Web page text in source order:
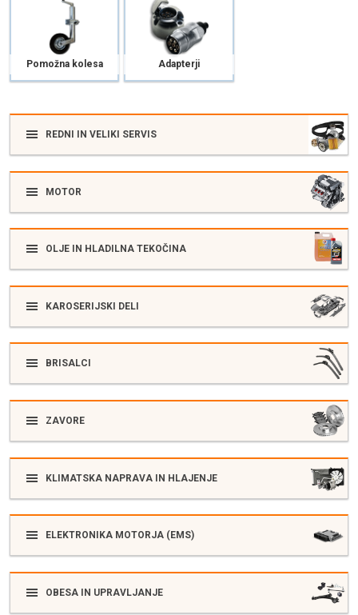
Pomožna kolesa Adapterji
REDNI IN VELIKI SERVIS
MOTOR
OLJE IN HLADILNA TEKOČINA
KAROSERIJSKI DELI
BRISALCI
ZAVORE
KLIMATSKA NAPRAVA IN HLAJENJE
ELEKTRONIKA MOTORJA (EMS)
OBESA IN UPRAVLJANJE